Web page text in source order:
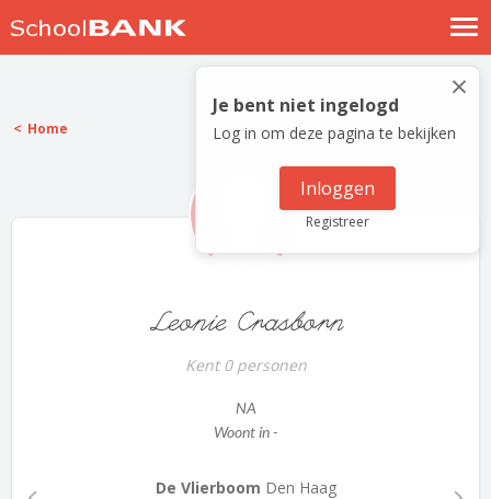
Nostalgische verhalen
Log in
Meld je gratis aan
×
Je bent niet ingelogd
Log in om deze pagina te bekijken
Inloggen
Registreer
Home
Leonie Crasborn
Kent 0 personen
NA
Woont in -
De Vlierboom Den Haag